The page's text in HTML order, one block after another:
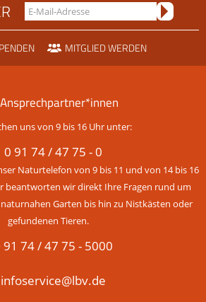
MITGLIED WERDEN
uns von 9 bis 16 Uhr unter:
0 91 74 / 47 75 - 0
Naturtelefon von 9 bis 11 und von 14 bis 16
beantworten wir direkt Ihre Fragen rund um
Garten bis hin zu Nistkästen oder
gefundenen Tieren.
91 74 / 47 75 - 5000
infoservice@lbv.de